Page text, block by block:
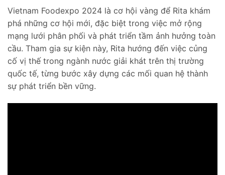
Vietnam Foodexpo 2024 là cơ hội vàng để Rita khám
phá những cơ hội mới, đặc biệt trong việc mở rộng
mạng lưới phân phối và phát triển tầm ảnh hưởng toàn
cầu. Tham gia sự kiện này, Rita hướng đến việc củng
cố vị thế trong ngành nước giải khát trên thị trường
quốc tế, từng bước xây dựng các mối quan hệ thành
sự phát triển bền vững.